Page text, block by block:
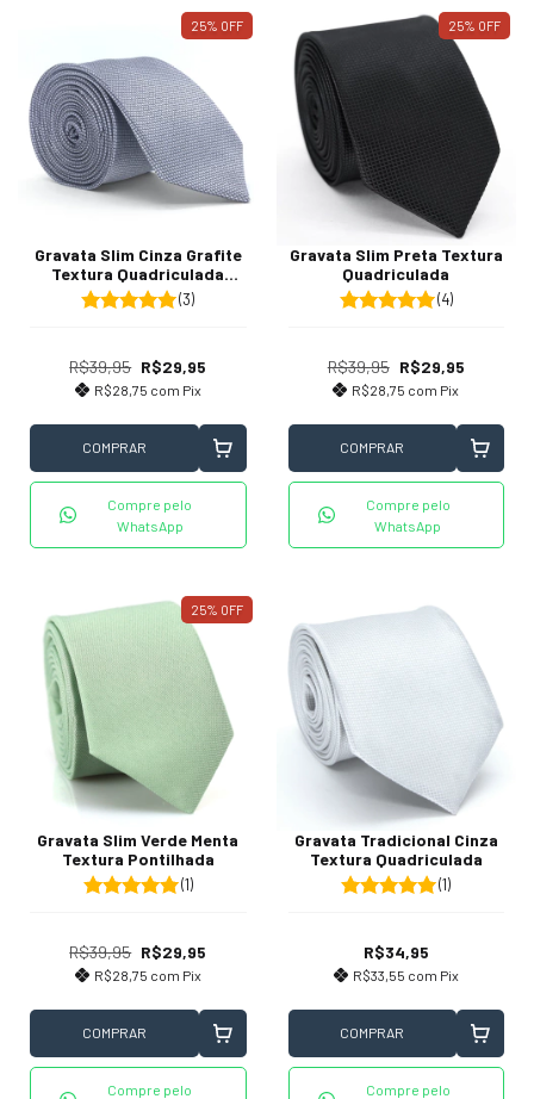
25% OFF
Gravata Slim Cinza Grafite
Textura Quadriculada
Fundo Preto(3)
R$39,95 R$29,95
R$28,75 com Pix
COMPRAR
Compre pelo
WhatsApp
25% OFF
Gravata Slim Preta Textura
Quadriculada
(4)
R$39,95 R$29,95
R$28,75 com Pix
COMPRAR
Compre pelo
WhatsApp
25% OFF
Gravata Slim Verde Menta
Textura Pontilhada
(1)
R$39,95 R$29,95
R$28,75 com Pix
COMPRAR
Compre pelo
Gravata Tradicional Cinza
Textura Quadriculada
(1)
R$34,95
R$33,55 com Pix
COMPRAR
Compre pelo